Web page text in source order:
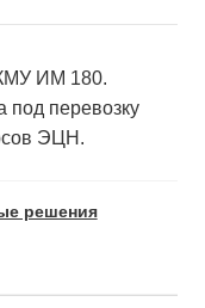
ИМ 180.
под перевозку
ЭЦН.
решения